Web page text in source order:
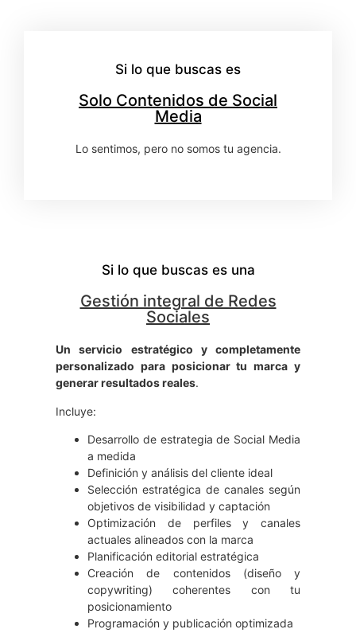
Si lo que buscas es
Solo Contenidos de Social
Media
Lo sentimos, pero no somos tu agencia.
Si lo que buscas es una
Gestión integral de Redes
Sociales
Un servicio estratégico y completamente
personalizado para posicionar tu marca y
generar resultados reales.
Incluye:
Desarrollo de estrategia de Social Media
a medida
Definición y análisis del cliente ideal
Selección estratégica de canales según
objetivos de visibilidad y captación
Optimización de perfiles y canales
actuales alineados con la marca
Planificación editorial estratégica
Creación de contenidos (diseño y
copywriting) coherentes con tu
posicionamiento
Programación y publicación optimizada